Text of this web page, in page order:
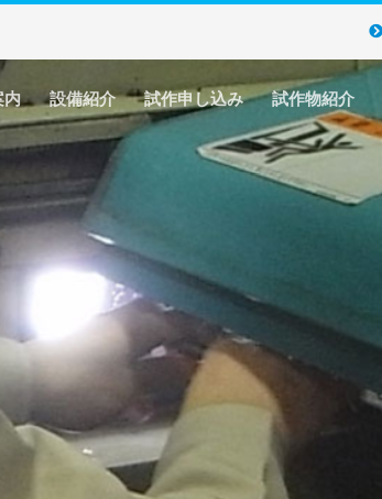
内 設備紹介 試作申し込み 試作物紹介